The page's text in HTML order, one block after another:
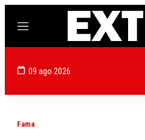
Menú
09 ago 2026
Fama